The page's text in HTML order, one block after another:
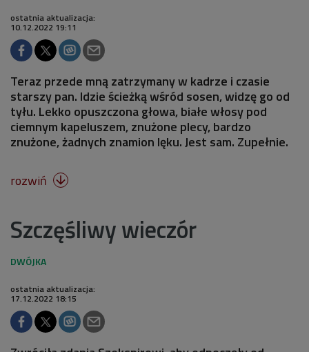
ostatnia aktualizacja:
10.12.2022 19:11
Teraz przede mną zatrzymany w kadrze i czasie
starszy pan. Idzie ścieżką wśród sosen, widzę go od
tyłu. Lekko opuszczona głowa, białe włosy pod
ciemnym kapeluszem, znużone plecy, bardzo
znużone, żadnych znamion lęku. Jest sam. Zupełnie.
rozwiń 
Szczęśliwy wieczór
ostatnia aktualizacja:
17.12.2022 18:15